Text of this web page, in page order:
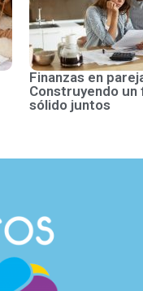
Finanzas en
Construyendo
sólido juntos